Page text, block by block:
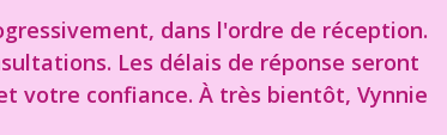
dans l'ordre de réception.
Les délais de réponse seront
votre confiance. À très bientôt, Vynnie